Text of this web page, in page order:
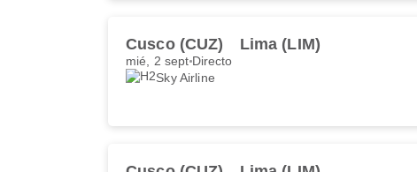
Cusco (CUZ) Lima (LIM)
mié, 2 sept Directo
Sky Airline